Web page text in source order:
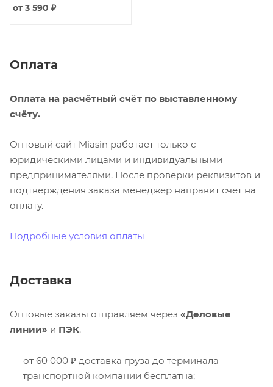
от3 590 ₽
Оплата
Оплата на расчётный счёт по выставленному
счёту.
Оптовый сайт Miasin работает только с
юридическими лицами и индивидуальными
предпринимателями. После проверки реквизитов и
подтверждения заказа менеджер направит счёт на
оплату.
Подробные условия оплаты
Доставка
Оптовые заказы отправляем через «Деловые
линии» и ПЭК.
от 60 000 ₽ доставка груза до терминала
транспортной компании бесплатна;